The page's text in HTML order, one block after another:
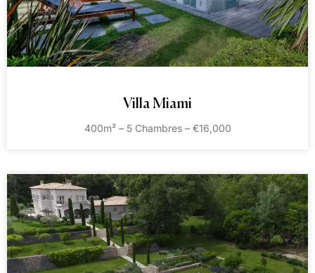
Villa Miami
400m² – 5 Chambres – €16,000